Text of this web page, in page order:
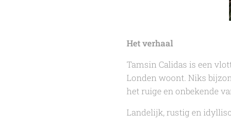
Het verhaal
Tamsin Calidas is een
Londen woont. Niks
het ruige en onbekende
Landelijk, rustig en